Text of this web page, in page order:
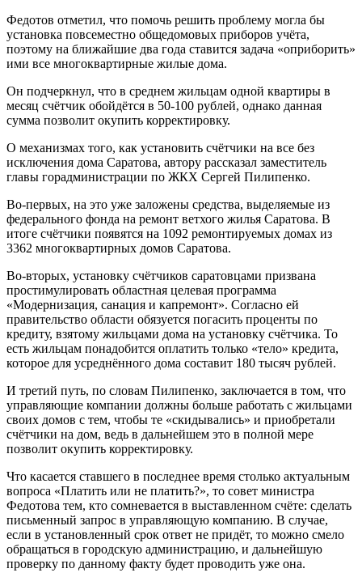
Федотов отметил, что помочь решить проблему могла бы
установка повсеместно общедомовых приборов учёта,
поэтому на ближайшие два года ставится задача «оприборить»
ими все многоквартирные жилые дома.
Он подчеркнул, что в среднем жильцам одной квартиры в
месяц счётчик обойдётся в 50-100 рублей, однако данная
сумма позволит окупить корректировку.
О механизмах того, как установить счётчики на все без
исключения дома Саратова, автору рассказал заместитель
главы горадминистрации по ЖКХ Сергей Пилипенко.
Во-первых, на это уже заложены средства, выделяемые из
федерального фонда на ремонт ветхого жилья Саратова. В
итоге счётчики появятся на 1092 ремонтируемых домах из
3362 многоквартирных домов Саратова.
Во-вторых, установку счётчиков саратовцами призвана
простимулировать областная целевая программа
«Модернизация, санация и капремонт». Согласно ей
правительство области обязуется погасить проценты по
кредиту, взятому жильцами дома на установку счётчика. То
есть жильцам понадобится оплатить только «тело» кредита,
которое для усреднённого дома составит 180 тысяч рублей.
И третий путь, по словам Пилипенко, заключается в том, что
управляющие компании должны больше работать с жильцами
своих домов с тем, чтобы те «скидывались» и приобретали
счётчики на дом, ведь в дальнейшем это в полной мере
позволит окупить корректировку.
Что касается ставшего в последнее время столько актуальным
вопроса «Платить или не платить?», то совет министра
Федотова тем, кто сомневается в выставленном счёте: сделать
письменный запрос в управляющую компанию. В случае,
если в установленный срок ответ не придёт, то можно смело
обращаться в городскую администрацию, и дальнейшую
проверку по данному факту будет проводить уже она.